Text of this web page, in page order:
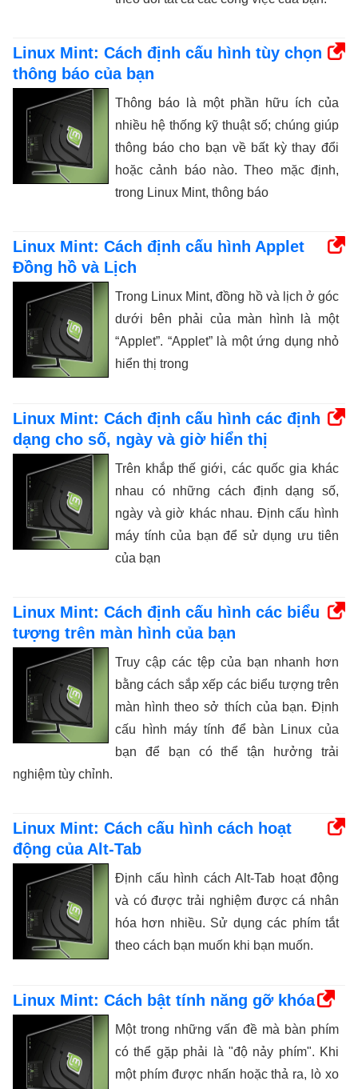
Linux Mint: Cách định cấu hình tùy chọn
thông báo của bạn
Thông báo là một phần hữu ích của
nhiều hệ thống kỹ thuật số; chúng giúp
thông báo cho bạn về bất kỳ thay đổi
hoặc cảnh báo nào. Theo mặc định,
trong Linux Mint, thông báo
Linux Mint: Cách định cấu hình Applet
Đồng hồ và Lịch
Trong Linux Mint, đồng hồ và lịch ở góc
dưới bên phải của màn hình là một
“Applet”. “Applet” là một ứng dụng nhỏ
hiển thị trong
Linux Mint: Cách định cấu hình các định
dạng cho số, ngày và giờ hiển thị
Trên khắp thế giới, các quốc gia khác
nhau có những cách định dạng số,
ngày và giờ khác nhau. Định cấu hình
máy tính của bạn để sử dụng ưu tiên
của bạn
Linux Mint: Cách định cấu hình các biểu
tượng trên màn hình của bạn
Truy cập các tệp của bạn nhanh hơn
bằng cách sắp xếp các biểu tượng trên
màn hình theo sở thích của bạn. Định
cấu hình máy tính để bàn Linux của
bạn để bạn có thể tận hưởng trải
nghiệm tùy chỉnh.
Linux Mint: Cách cấu hình cách hoạt
động của Alt-Tab
Định cấu hình cách Alt-Tab hoạt động
và có được trải nghiệm được cá nhân
hóa hơn nhiều. Sử dụng các phím tắt
theo cách bạn muốn khi bạn muốn.
Linux Mint: Cách bật tính năng gỡ khóa
Một trong những vấn đề mà bàn phím
có thể gặp phải là "độ nảy phím". Khi
một phím được nhấn hoặc thả ra, lò xo